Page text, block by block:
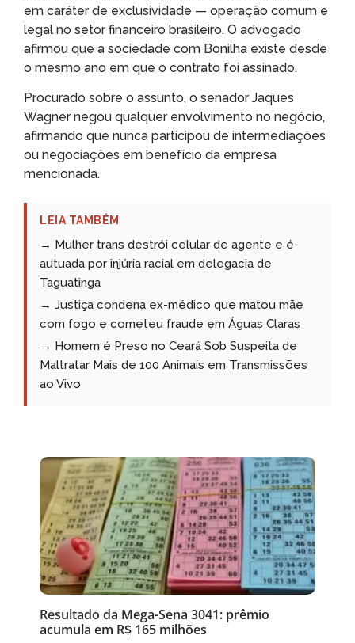
em caráter de exclusividade — operação comum e
legal no setor financeiro brasileiro. O advogado
afirmou que a sociedade com Bonilha existe desde
o mesmo ano em que o contrato foi assinado.
Procurado sobre o assunto, o senador Jaques
Wagner negou qualquer envolvimento no negócio,
afirmando que nunca participou de intermediações
ou negociações em benefício da empresa
mencionada.
LEIA TAMBÉM
→ Mulher trans destrói celular de agente e é
autuada por injúria racial em delegacia de
Taguatinga
→ Justiça condena ex-médico que matou mãe
com fogo e cometeu fraude em Águas Claras
→ Homem é Preso no Ceará Sob Suspeita de
Maltratar Mais de 100 Animais em Transmissões
ao Vivo
Resultado da Mega-Sena 3041: prêmio
acumula em R$ 165 milhões